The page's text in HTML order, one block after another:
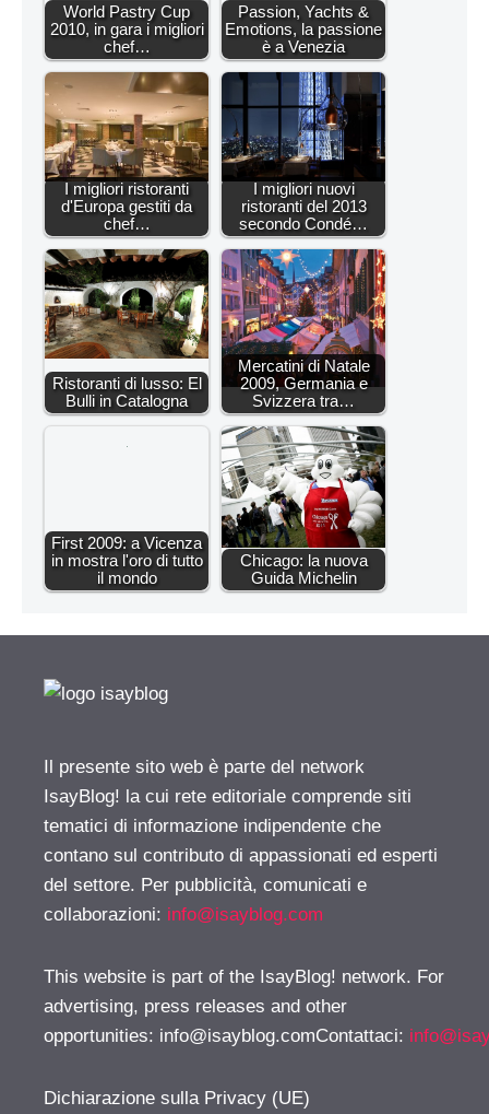
World Pastry Cup
2010, in gara i migliori
chef…
Passion, Yachts &
Emotions, la passione
è a Venezia
I migliori ristoranti
d'Europa gestiti da
chef…
I migliori nuovi
ristoranti del 2013
secondo Condé…
Ristoranti di lusso: El
Bulli in Catalogna
Mercatini di Natale
2009, Germania e
Svizzera tra…
First 2009: a Vicenza
in mostra l'oro di tutto
il mondo
Chicago: la nuova
Guida Michelin
Il presente sito web è parte del network
IsayBlog! la cui rete editoriale comprende siti
tematici di informazione indipendente che
contano sul contributo di appassionati ed esperti
del settore. Per pubblicità, comunicati e
collaborazioni: info@isayblog.com
This website is part of the IsayBlog! network. For
advertising, press releases and other
opportunities: info@isayblog.comContattaci:
Dichiarazione sulla Privacy (UE)